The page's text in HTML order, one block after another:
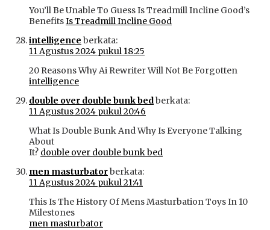
You’ll Be Unable To Guess Is Treadmill Incline Good’s
BenefitsIs Treadmill Incline Good
intelligence berkata:
11 Agustus 2024 pukul 18:25
20 Reasons Why Ai Rewriter Will Not Be Forgotten
intelligence
double over double bunk bedberkata:
11 Agustus 2024 pukul 20:46
What Is Double Bunk And Why Is Everyone Talking
About
It? double over double bunk bed
men masturbatorberkata:
11 Agustus 2024 pukul 21:41
This Is The History Of Mens Masturbation Toys In 10
Milestones
men masturbator